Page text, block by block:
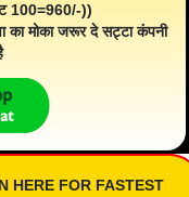
100=960/-))
का मोका जरूर दे सट्टा कंपनी
HERE FOR FASTEST